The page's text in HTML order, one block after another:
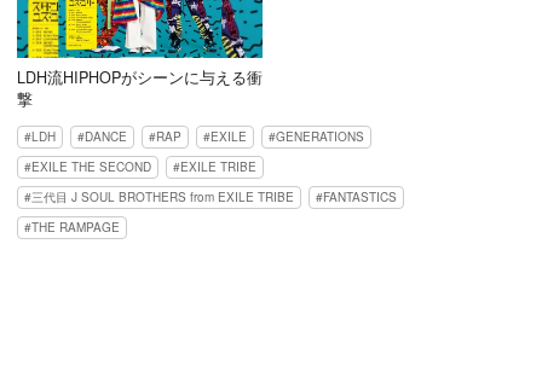
LDH流HIPHOPがシーンに与える衝
撃
LDH DANCE RAP EXILE
GENERATIONS
EXILE THE SECOND
EXILE TRIBE
三代目 J SOUL BROTHERS from EXILE TRIBE
FANTASTICS
THE RAMPAGE